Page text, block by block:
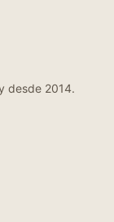
desde 2014.